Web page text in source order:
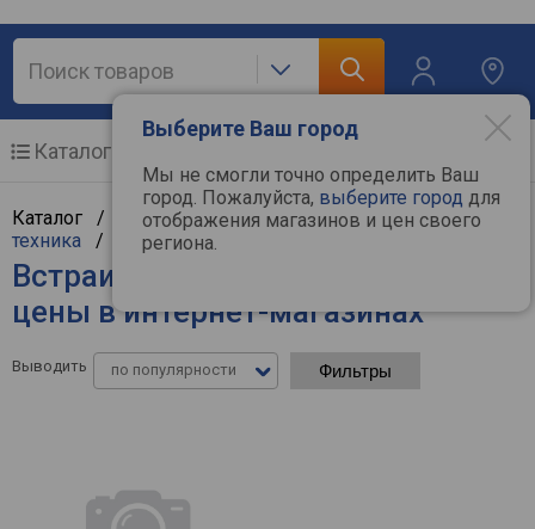
Выберите Ваш город
Мы не смогли точно определить Ваш
город. Пожалуйста, выберите город для
отображения магазинов и цен своего
региона.
Каталог
Каталог / Крупная бытовая техника/Встраиваемая
техника / Встраиваемые пароварки
Встраиваемые пароварки Miele -
цены в интернет-магазинах
Выводить по популярности Фильтры